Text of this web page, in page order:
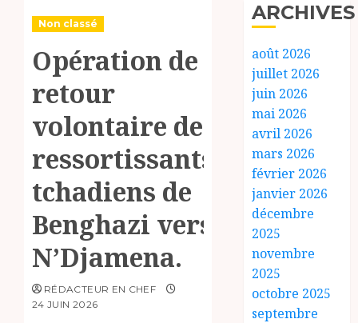
Non classé
Opération de
retour
volontaire de
ressortissants
tchadiens de
Benghazi vers
N’Djamena.
RÉDACTEUR EN CHEF
24 JUIN 2026
ARCHIVES
août 2026
juillet 2026
juin 2026
mai 2026
avril 2026
mars 2026
février 2026
janvier 2026
décembre
2025
novembre
2025
octobre 2025
septembre